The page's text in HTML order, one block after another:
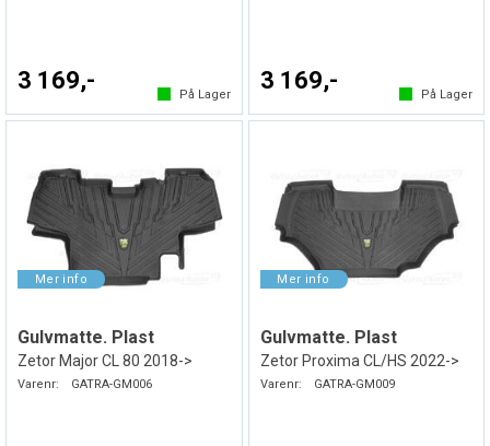
3 169,-
På Lager
3 169,-
På Lager
Gulvmatte. Plast
Zetor Major CL 80 2018->
Varenr: GATRA-GM006
Gulvmatte. Plast
Zetor Proxima CL/HS 2022->
Varenr: GATRA-GM009